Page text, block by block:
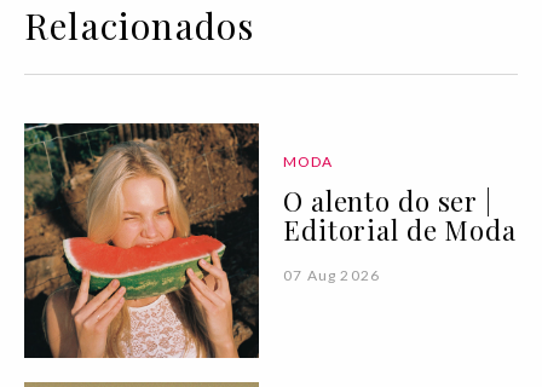
Relacionados
MODA
O alento do ser |
Editorial de Moda
07 Aug 2026